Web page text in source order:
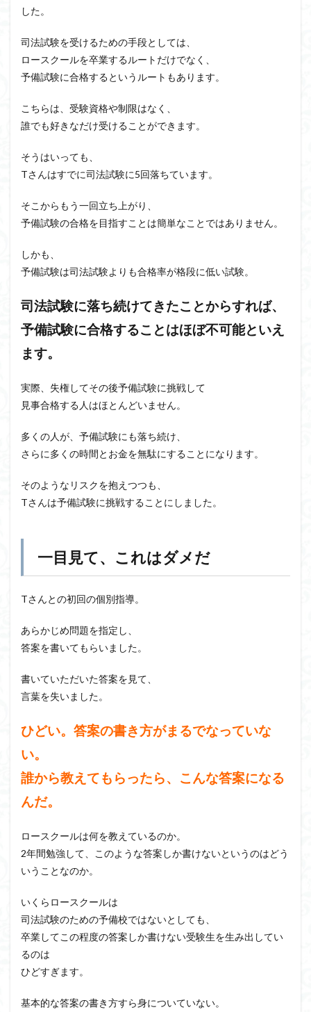
した。
司法試験を受けるための手段としては、
ロースクールを卒業するルートだけでなく、
予備試験に合格するというルートもあります。
こちらは、受験資格や制限はなく、
誰でも好きなだけ受けることができます。
そうはいっても、
Tさんはすでに司法試験に5回落ちています。
そこからもう一回立ち上がり、
予備試験の合格を目指すことは簡単なことではありません。
しかも、
予備試験は司法試験よりも合格率が格段に低い試験。
司法試験に落ち続けてきたことからすれば、
予備試験に合格することはほぼ不可能といえ
ます。
実際、失権してその後予備試験に挑戦して
見事合格する人はほとんどいません。
多くの人が、予備試験にも落ち続け、
さらに多くの時間とお金を無駄にすることになります。
そのようなリスクを抱えつつも、
Tさんは予備試験に挑戦することにしました。
一目見て、これはダメだ
Tさんとの初回の個別指導。
あらかじめ問題を指定し、
答案を書いてもらいました。
書いていただいた答案を見て、
言葉を失いました。
ひどい。答案の書き方がまるでなっていな
い。
誰から教えてもらったら、こんな答案になる
んだ。
ロースクールは何を教えているのか。
2年間勉強して、このような答案しか書けないというのはどう
いうことなのか。
いくらロースクールは
司法試験のための予備校ではないとしても、
卒業してこの程度の答案しか書けない受験生を生み出してい
るのは
ひどすぎます。
基本的な答案の書き方すら身についていない。